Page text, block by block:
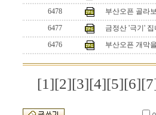
6478
부산오픈 골라
6477
금정산 '극기'
6476
부산오픈 개막
[1][2][3][4][5][6]